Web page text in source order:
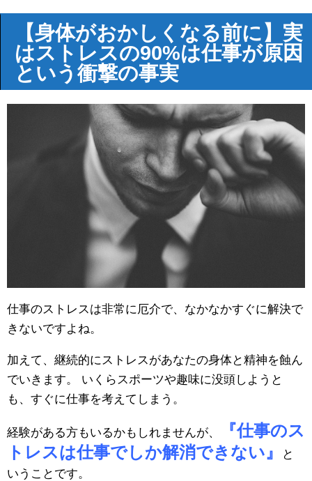
【身体がおかしくなる前に】実
はストレスの90%は仕事が原因
という衝撃の事実
仕事のストレスは非常に厄介で、なかなかすぐに解決で
きないですよね。
加えて、継続的にストレスがあなたの身体と精神を蝕ん
でいきます。 いくらスポーツや趣味に没頭しようと
も、すぐに仕事を考えてしまう。
経験がある方もいるかもしれませんが、
『仕事のス
トレスは仕事でしか解消できない』
と
いうことです。